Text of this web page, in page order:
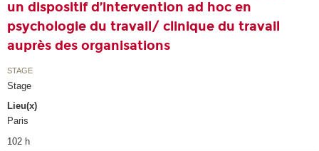
un dispositif d’intervention ad hoc en
psychologie du travail/ clinique du travail
auprès des organisations
STAGE
Stage
Lieu(x)
Paris
102 h